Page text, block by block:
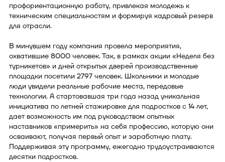
профориентационную работу, привлекая молодежь к
техническим специальностям и формируя кадровый резерв
для отрасли.
В минувшем году компания провела мероприятия,
охватившие 8000 человек. Так, в рамках акции «Неделя без
турникетов» и дней открытых дверей производственные
площадки посетили 2797 человек. Школьники и молодые
люди увидели реальные рабочие места, передовые
технологии. А стартовавшая три года назад уникальная
инициатива по летней стажировке для подростков с 14 лет,
дает возможность им под руководством опытных
наставников «примерить» на себя профессию, которую они
осваивают, получая первый опыт и заработную плату.
Поддерживая эту программу, ежегодно трудоустраиваются
десятки подростков.